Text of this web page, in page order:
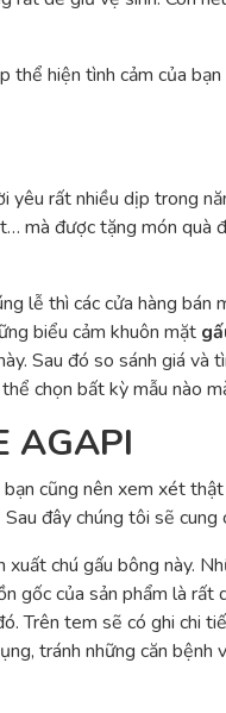
hiện tình cảm của
rất nhiều dịp trong
được tặng món quà
lễ thì các cửa hàng
biểu cảm khuôn mặt
Sau đó so sánh giá và
chọn bất kỳ mẫu nào
AGAPI
cũng nên xem xét
đây chúng tôi sẽ cung
chú gấu bông này.
gốc của sản phẩm là
Trên tem sẽ có ghi chi
tránh những căn bệnh